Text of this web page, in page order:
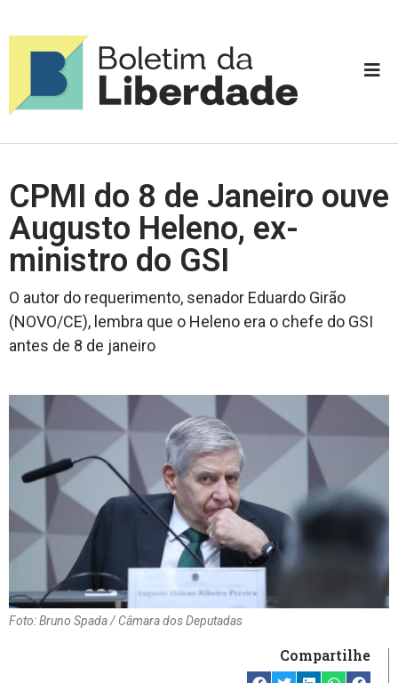
CPMI do 8 de Janeiro ouve
Augusto Heleno, ex-
ministro do GSI
O autor do requerimento, senador Eduardo Girão
(NOVO/CE), lembra que o Heleno era o chefe do GSI
antes de 8 de janeiro
Foto: Bruno Spada / Câmara dos Deputadas
Compartilhe